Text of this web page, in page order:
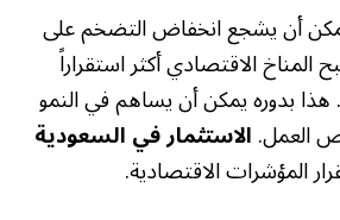
أن يشجع انخفاض التضخم على
الاقتصادي أكثر استقراراً
هذا بدوره يمكن أن يساهم في النمو
العمل.الاستثمار في السعودية
المؤشرات الاقتصادية.